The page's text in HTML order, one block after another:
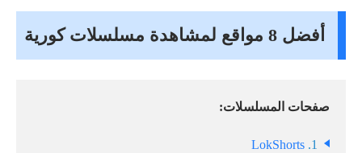
أفضل 8 مواقع لمشاهدة مسلسلات كورية
صفحات المسلسلات:
1.
LokShorts